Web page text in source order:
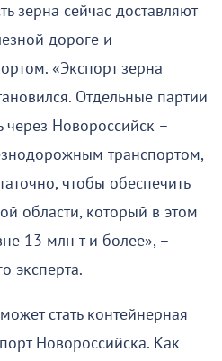
зерна сейчас доставляют
дороге и
«Экспорт зерна
Отдельные партии
Новороссийск –
транспортом,
чтобы обеспечить
области, который в этом
13 млн т и более», –
эксперта.
стать контейнерная
Новороссийска. Как